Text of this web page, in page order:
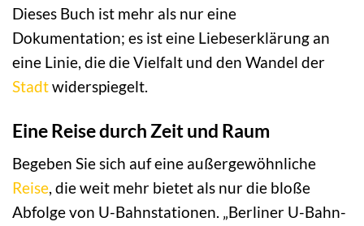
Dieses Buch ist mehr als nur eine
Dokumentation; es ist eine Liebeserklärung an
eine Linie, die die Vielfalt und den Wandel der
Stadtwiderspiegelt.
Eine Reise durch Zeit und Raum
Begeben Sie sich auf eine außergewöhnliche
Reise, die weit mehr bietet als nur die bloße
Abfolge von U-Bahnstationen. „Berliner U-Bahn-